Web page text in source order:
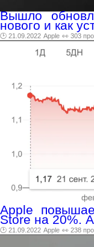
Вышло
нового и как
🕑 21.09.2022 Apple 👀 303
Apple
Store на 20%.
🕑 21.09.2022 Apple 👀 238